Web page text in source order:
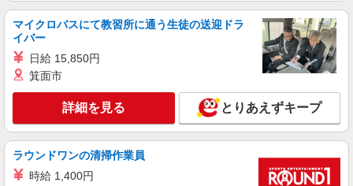
マイクロバスにて教習所に通う生徒の送迎ドラ
イバー
日給 15,850円
箕面市
詳細を見る とりあえずキープ
ラウンドワンの清掃作業員
時給 1,400円